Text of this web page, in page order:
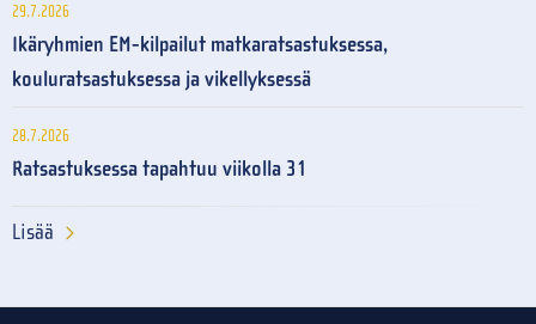
29.7.2026
Ikäryhmien EM-kilpailut matkaratsastuksessa,
kouluratsastuksessa ja vikellyksessä
28.7.2026
Ratsastuksessa tapahtuu viikolla 31
Lisää